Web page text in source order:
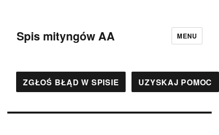
Spis mityngów AA MENU
ZGŁOŚ BŁĄD W SPISIE UZYSKAJ POMOC